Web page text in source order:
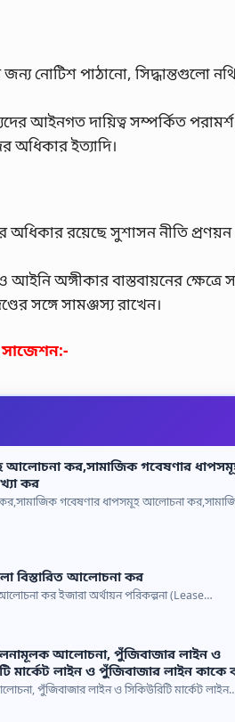
জন্য নোটিশ পাঠানো, সিদ্ধান্তগুলো
আইনগত দায়িত্ব সম্পর্কিত
অধিকার ইত্যাদি।
অধিকার রয়েছে সুশাসন নীতি
অঙ্গীকার বাস্তবায়নের ক্ষেত্রে
সঙ্গে সামঞ্জস্য রাখেন।
আলোচনা কর,সামাজিক গবেষণার
কর
গবেষণার ধাপসমূহ আলোচনা
বিস্তারিত আলোচনা কর
কর ইজারা অর্থায়ন পরিকল্পনা (Lease…
আলোচনা, পুঁজিবাজার লাইন ও
মার্কেট লাইন ও পুঁজিবাজার লাইন কাকে
পুঁজিবাজার লাইন ও সিকিউরিটি মার্কেট